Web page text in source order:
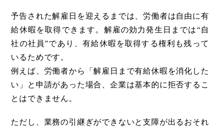
予告された解雇日を迎えるまでは、労働者は自由に有
給休暇を取得できます。解雇の効力発生日までは“自
社の社員”であり、有給休暇を取得する権利も残って
いるためです。
例えば、労働者から「解雇日まで有給休暇を消化した
い」と申請があった場合、企業は基本的に拒否するこ
とはできません。
ただし、業務の引継ぎができないと支障が出るおそれ